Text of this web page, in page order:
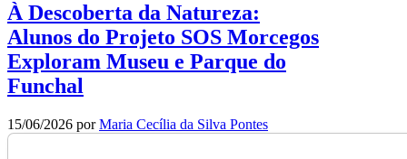
À Descoberta da Natureza:
Alunos do Projeto SOS Morcegos
Exploram Museu e Parque do
Funchal
15/06/2026 porMaria Cecília da Silva Pontes